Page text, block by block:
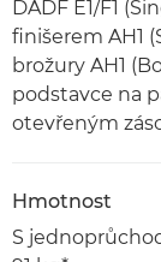
DADF E1/F1
finišerem AH1
brožury AH1
podstavce na
otevřeným
Hmotnost
S